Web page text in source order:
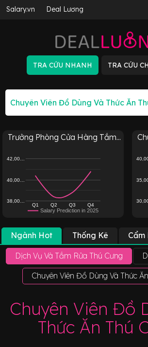
Salary.vn Deal Lương
Trưởng Phòng Cửa Hàng Tắm...
Salary Prediction in 2025
Q1 Q2 Q3 Q4
38,00…
40,00…
42,00…
Ngành Hot Thống Kê Cẩm
Dịch Vụ Và Tắm Rửa Thú Cưng
Chuyên Viên Đồ Dùng Và Thức
Chuyên Viên Đồ
Thức Ăn Thú